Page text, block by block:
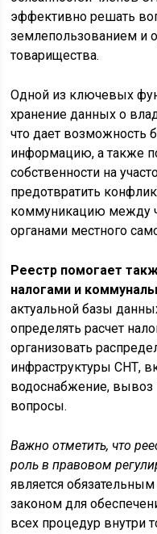
эффективно решать
землепользованием и
товарищества.
Одной из ключевых
хранение данных о
что дает возможность
информацию, а также
собственности на
предотвратить
коммуникацию между
органами местного
Реестр помогает
налогами и
актуальной базы
определять расчет
организовать
инфраструктуры СНТ,
водоснабжение,
вопросы.
Важно отметить, что
роль в правовом
является
законом для
всех процедур внутри